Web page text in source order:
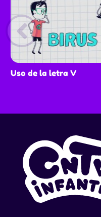
Uso de la letra V